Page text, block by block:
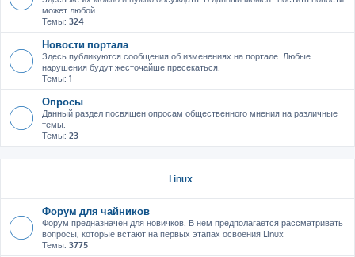
может любой.
Темы: 324
Новости портала
Здесь публикуются сообщения об изменениях на портале. Любые
нарушения будут жесточайше пресекаться.
Темы: 1
Опросы
Данный раздел посвящен опросам общественного мнения на различные
темы.
Темы: 23
Linux
Форум для чайников
Форум предназначен для новичков. В нем предполагается рассматривать
вопросы, которые встают на первых этапах освоения Linux
Темы: 3775